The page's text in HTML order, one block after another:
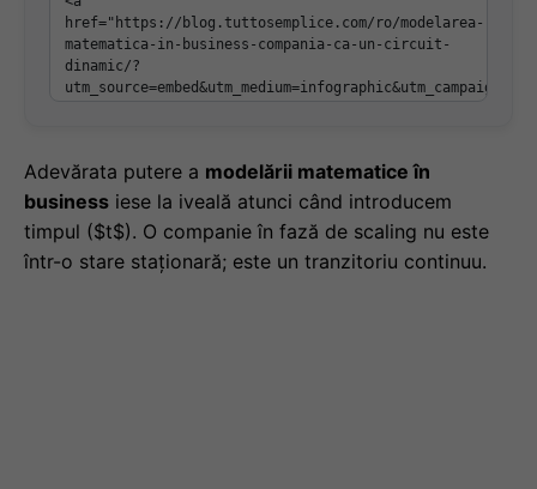
Adevărata putere a modelării matematice în
business iese la iveală atunci când introducem
timpul ($t$). O companie în fază de scaling nu este
într-o stare staționară; este un tranzitoriu continuu.